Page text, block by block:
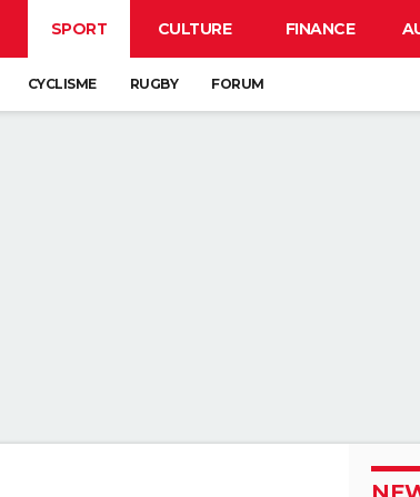
SPORT CULTURE FINANCE
CYCLISME RUGBY FORUM